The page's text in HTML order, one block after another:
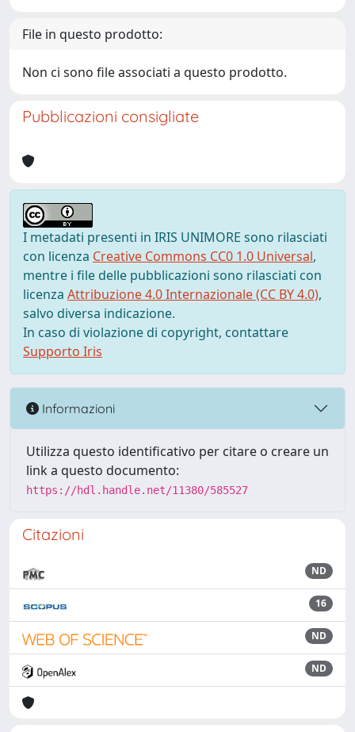
File in questo prodotto:
Non ci sono file associati a questo prodotto.
Pubblicazioni consigliate
I metadati presenti in IRIS UNIMORE sono rilasciati
con licenza Creative Commons CC0 1.0 Universal,
mentre i file delle pubblicazioni sono rilasciati con
licenza Attribuzione 4.0 Internazionale (CC BY 4.0),
salvo diversa indicazione.
In caso di violazione di copyright, contattare
Supporto Iris
Informazioni
Utilizza questo identificativo per citare o creare un
link a questo documento:
https://hdl.handle.net/11380/585527
Citazioni
ND
16
ND
ND